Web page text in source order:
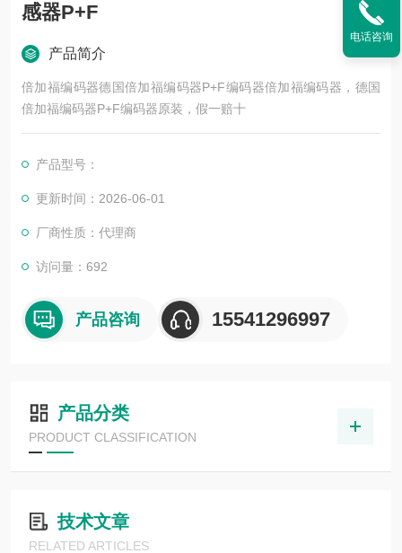
感器P+F
产品简介
倍加福编码器德国倍加福编码器P+F编码器倍加福编码器，德国
倍加福编码器P+F编码器原装，假一赔十
产品型号：
更新时间：2026-06-01
厂商性质：代理商
访问量：692
产品咨询 15541296997
产品分类
PRODUCT CLASSIFICATION
技术文章
RELATED ARTICLES
电话咨询